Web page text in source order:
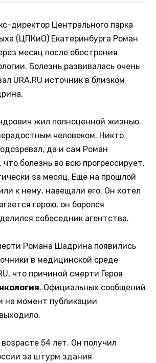
директор Центрального парка
(ЦПКиО) Екатеринбурга Роман
месяц после обострения
Болезнь развивалась очень
URA.RU источник в близком
жил полноценной жизнью.
человеком. Никто
да и сам Роман
болезнь во всю прогрессирует.
за месяц. Еще на прошлой
к нему, навещали его. Он хотел
герою, он боролся
собеседник агентства.
Романа Шадрина появились
в медицинской среде
что причиной смерти Героя
. Официальных сообщений
на момент публикации
возрасте 54 лет. Он получил
за штурм здания